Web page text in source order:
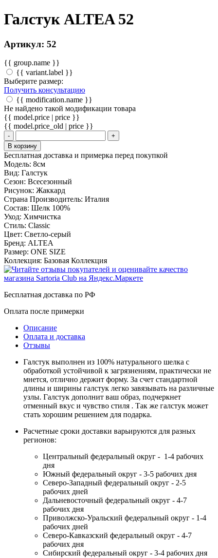
Галстук ALTEA 52
Артикул: 52
{{ group.name }}
{{ variant.label }}
Выберите размер:
Получить консультацию
{{ modification.name }}
Не найдено такой модификации товара
{{ model.price | price }}
{{ model.price_old | price }}
-
+
В корзину
Бесплатная доставка и примерка перед покупкой
Модель: 8см
Вид: Галстук
Сезон: Всесезонный
Рисунок: Жаккард
Страна Производитель: Италия
Состав: Шелк 100%
Уход: Химчистка
Стиль: Classic
Цвет: Светло-серый
Бренд: ALTEA
Размер: ONE SIZE
Коллекция: Базовая Коллекция
Бесплатная доставка по РФ
Оплата после примерки
Описание
Оплата и доставка
Отзывы
Галстук выполнен из 100% натурального шелка с
обработкой устойчивой к загрязнениям, практически не
мнется, отлично держит форму. За счет стандартной
длины и ширины галстук легко завязывать на различные
узлы. Галстук дополнит ваш образ, подчеркнет
отменный вкус и чувство стиля . Так же галстук может
стать хорошим решением для подарка.
Расчетные сроки доставки варьируются для разных
регионов:
Центральный федеральный округ - 1-4 рабочих
дня
Южный федеральный округ - 3-5 рабочих дня
Северо-Западный федеральный округ - 2-5
рабочих дней
Дальневосточный федеральный округ - 4-7
рабочих дня
Приволжско-Уральский федеральный округ - 1-4
рабочих дней
Северо-Кавказский федеральный округ - 4-7
рабочих дня
Сибирский федеральный округ - 3-4 рабочих дня